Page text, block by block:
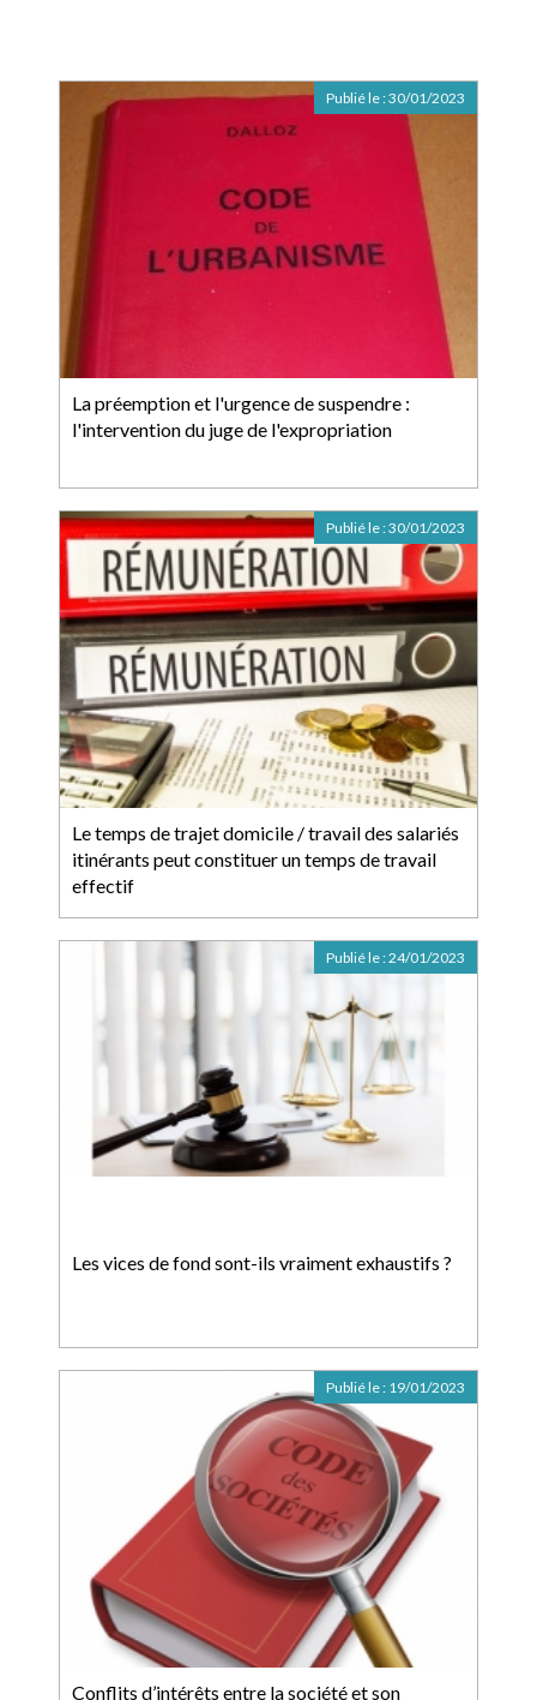
La préemption et l'urgence de suspendre :
l'intervention du juge de l'expropriation
Publié le :30/01/2023
Le temps de trajet domicile / travail des salariés
itinérants peut constituer un temps de travail
effectif
Publié le :30/01/2023
Les vices de fond sont-ils vraiment exhaustifs ?
Publié le :24/01/2023
Conflits d’intérêts entre la société et son
Publié le : 19/01/2023